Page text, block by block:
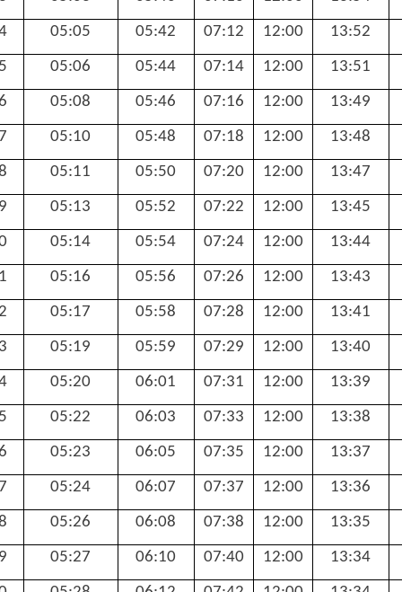
05:05 05:42 07:12 12:00 13:52
05:06 05:44 07:14 12:00 13:51
05:08 05:46 07:16 12:00 13:49
05:10 05:48 07:18 12:00 13:48
05:11 05:50 07:20 12:00 13:47
05:13 05:52 07:22 12:00 13:45
05:14 05:54 07:24 12:00 13:44
05:16 05:56 07:26 12:00 13:43
05:17 05:58 07:28 12:00 13:41
05:19 05:59 07:29 12:00 13:40
05:20 06:01 07:31 12:00 13:39
05:22 06:03 07:33 12:00 13:38
05:23 06:05 07:35 12:00 13:37
05:24 06:07 07:37 12:00 13:36
05:26 06:08 07:38 12:00 13:35
05:27 06:10 07:40 12:00 13:34